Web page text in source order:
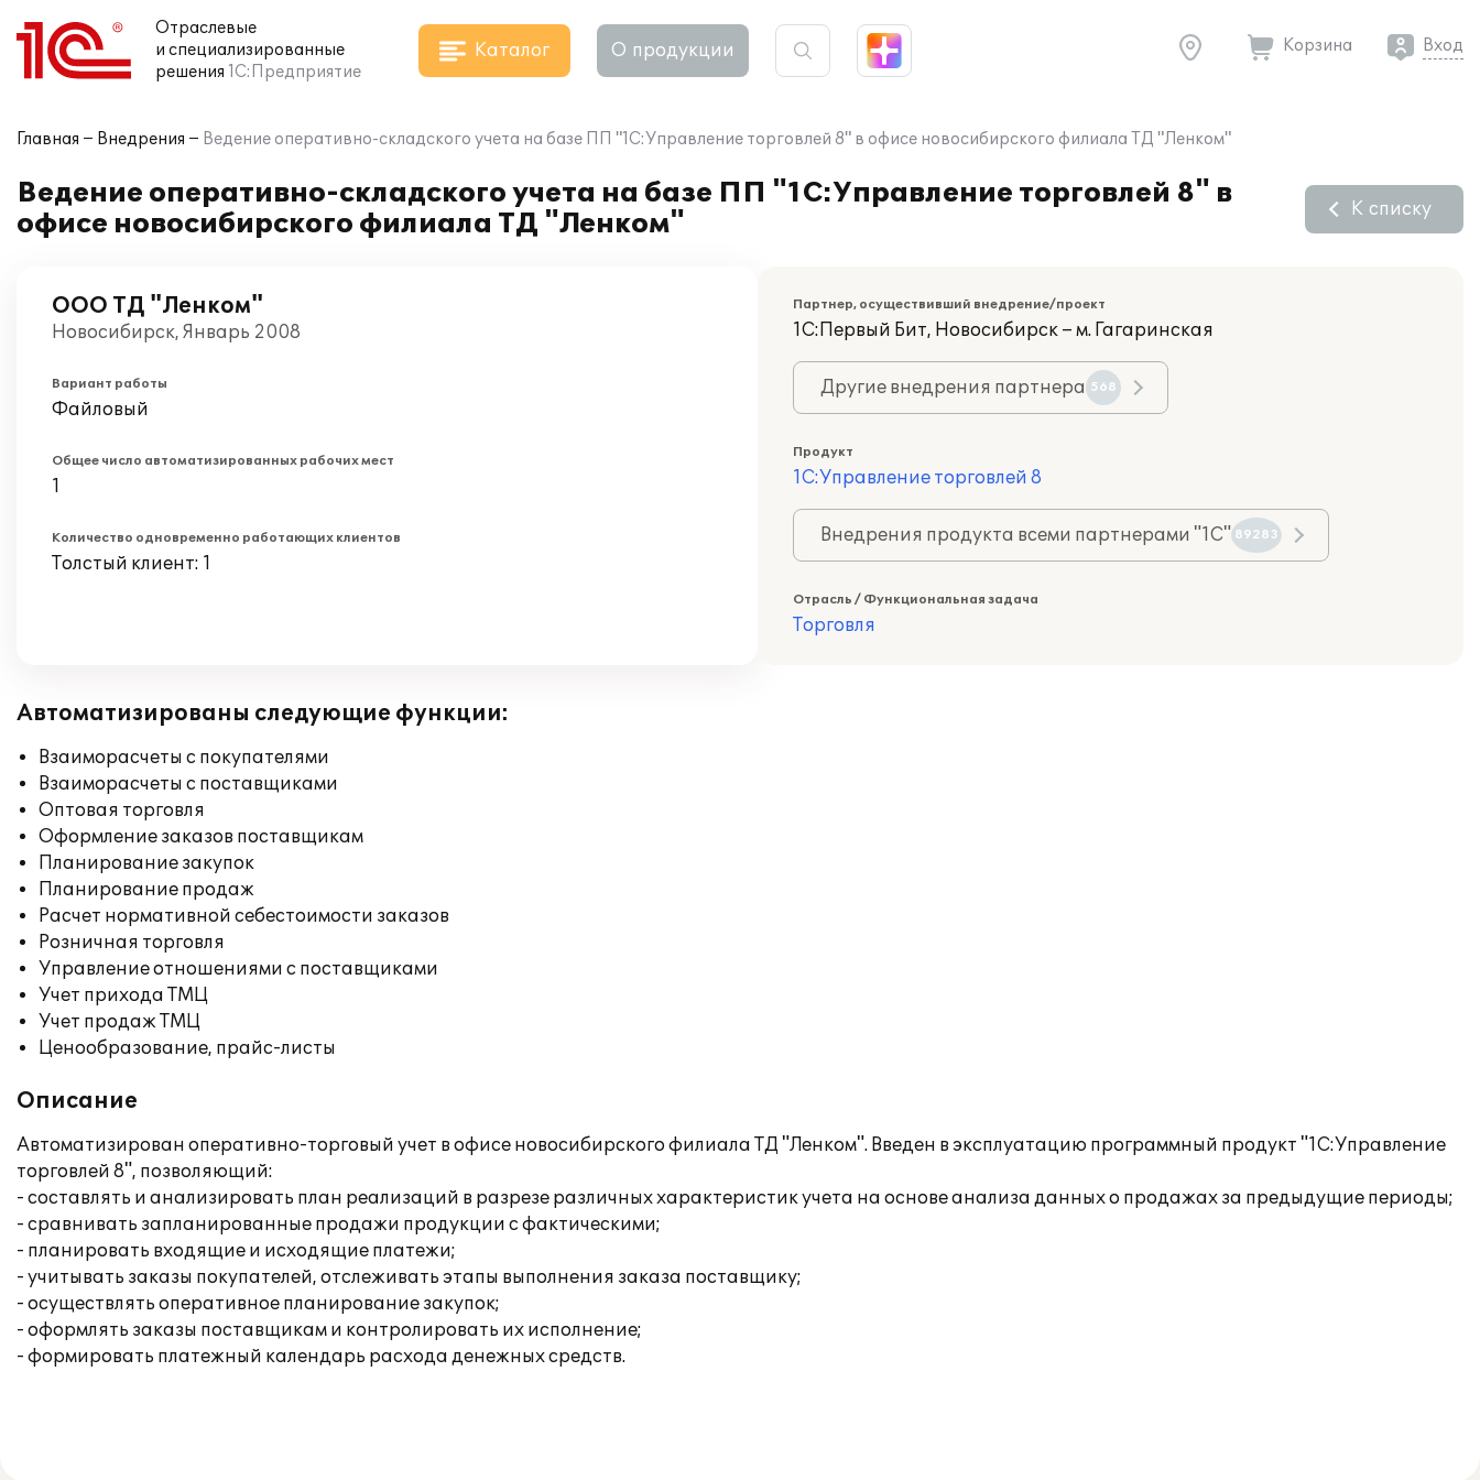
Отраслевые
и специализированные
решения 1С:Предприятие
Каталог О продукции Корзина Вход
Главная Внедрения Ведение оперативно-складского учета на базе ПП "1С:Управление торговлей 8" в офисе новосибирского филиала ТД "Ленком"
Ведение оперативно-складского учета на базе ПП "1С:Управление торговлей 8" в
офисе новосибирского филиала ТД "Ленком"
К списку
ООО ТД "Ленком"
Новосибирск, Январь 2008
Вариант работы
Файловый
Общее число автоматизированных рабочих мест
1
Количество одновременно работающих клиентов
Толстый клиент: 1
Партнер, осуществивший внедрение/проект
1С:Первый Бит, Новосибирск – м. Гагаринская
Другие внедрения партнера 568
Продукт
1С:Управление торговлей 8
Внедрения продукта всеми партнерами "1С" 89283
Отрасль / Функциональная задача
Торговля
Автоматизированы следующие функции:
Взаиморасчеты с покупателями
Взаиморасчеты с поставщиками
Оптовая торговля
Оформление заказов поставщикам
Планирование закупок
Планирование продаж
Расчет нормативной себестоимости заказов
Розничная торговля
Управление отношениями с поставщиками
Учет прихода ТМЦ
Учет продаж ТМЦ
Ценообразование, прайс-листы
Описание
Автоматизирован оперативно-торговый учет в офисе новосибирского филиала ТД "Ленком". Введен в эксплуатацию программный продукт "1С:Управление
торговлей 8", позволяющий:
- составлять и анализировать план реализаций в разрезе различных характеристик учета на основе анализа данных о продажах за предыдущие периоды;
- сравнивать запланированные продажи продукции с фактическими;
- планировать входящие и исходящие платежи;
- учитывать заказы покупателей, отслеживать этапы выполнения заказа поставщику;
- осуществлять оперативное планирование закупок;
- оформлять заказы поставщикам и контролировать их исполнение;
- формировать платежный календарь расхода денежных средств.